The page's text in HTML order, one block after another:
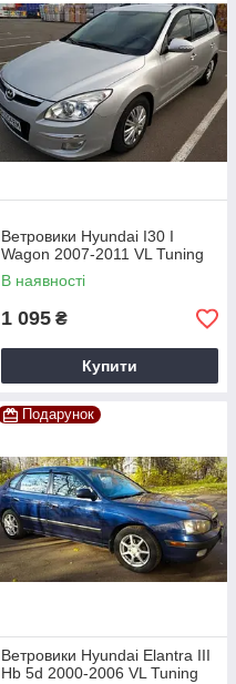
Ветровики Hyundai I30 I
Wagon 2007-2011 VL Tuning
В наявності
1 095 ₴
Купити
Подарунок
Ветровики Hyundai Elantra III
Hb 5d 2000-2006 VL Tuning